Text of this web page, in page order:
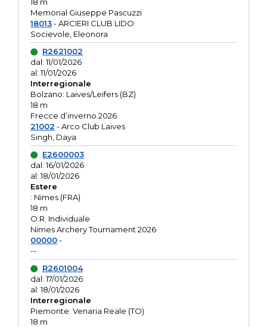
Memorial Giuseppe Pascuzzi
18013- ARCIERI CLUB LIDO
Socievole, Eleonora
R2621002
dal: 11/01/2026
al: 11/01/2026
Interregionale
Bolzano: Laives/Leifers (BZ)
18 m
Frecce d’inverno 2026
21002 - Arco Club Laives
Singh, Daya
E2600003
dal: 16/01/2026
al: 18/01/2026
Estere
: Nimes (FRA)
18 m
O.R. Individuale
Nimes Archery Tournament 2026
00000-
--
R2601004
dal: 17/01/2026
al: 18/01/2026
Interregionale
Piemonte: Venaria Reale (TO)
18 m